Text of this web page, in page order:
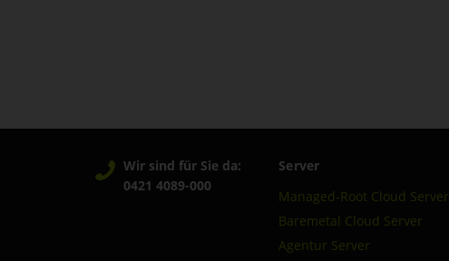
Wir sind für Sie da:
0421 4089-000
Server
Managed-Root Cloud Server
Baremetal Cloud Server
Agentur Server